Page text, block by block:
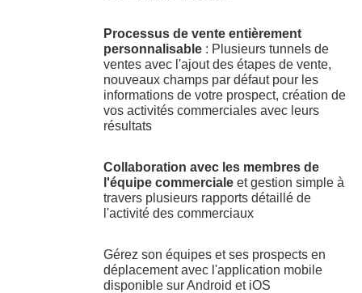
Processus de vente entièrement
personnalisable : Plusieurs tunnels de
ventes avec l'ajout des étapes de vente,
nouveaux champs par défaut pour les
informations de votre prospect, création de
vos activités commerciales avec leurs
résultats
Collaboration avec les membres de
l'équipe commerciale et gestion simple à
travers plusieurs rapports détaillé de
l'activité des commerciaux
Gérez son équipes et ses prospects en
déplacement avec l'application mobile
disponible sur Android et iOS